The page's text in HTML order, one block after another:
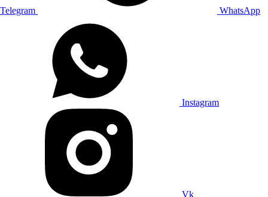
Telegram WhatsApp
Instagram
Vk